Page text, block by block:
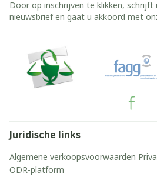
Door op inschrijven te klikken, schrijft
nieuwsbrief en gaat u akkoord met
Juridische links
Algemene verkoopsvoorwaarden
ODR-platform